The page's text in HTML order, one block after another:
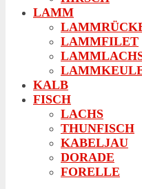
LAMM
LAMMFILET
KALB
FISCH
LACHS
THUNFISCH
KABELJAU
DORADE
FORELLE